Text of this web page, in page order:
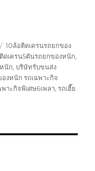
ป้าย
กำกับ
10ล้อติดเครนรถยกของ
ดเครน5ตันรถยกของหนัก,
นัก,บริษัทรับขนส่ง
งหนัก รถเฉพาะกิจ
พาะกิจพิเศษ6เพลา,รถเฮี๊ย